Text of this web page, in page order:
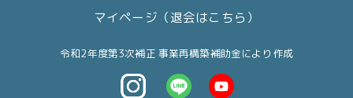
マイページ（退会はこちら）
令和2年度第3次補正 事業再構築補助金により作成